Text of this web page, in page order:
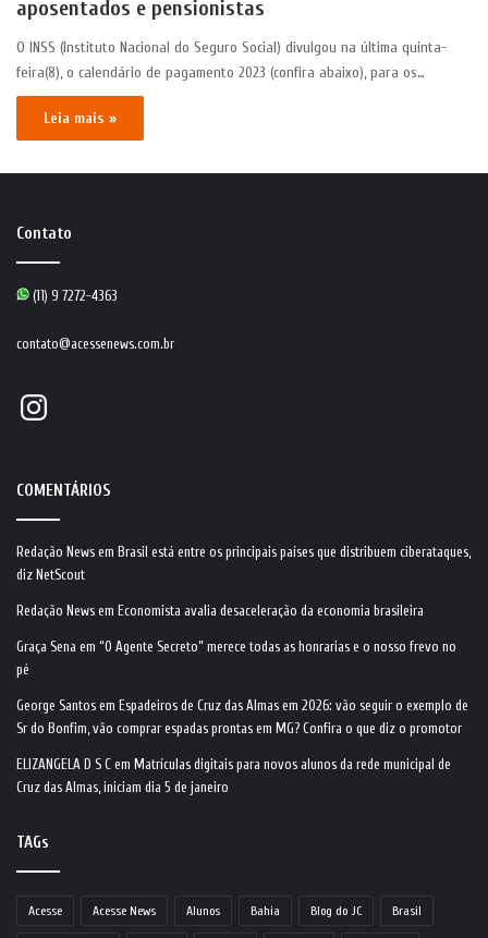
aposentados e pensionistas
O INSS (Instituto Nacional do Seguro Social) divulgou na última quinta-
feira(8), o calendário de pagamento 2023 (confira abaixo), para os…
Leia mais »
Contato
(11) 9 7272-4363
contato@acessenews.com.br
Instagram
COMENTÁRIOS
Redação News em Brasil está entre os principais países que distribuem ciberataques,
diz NetScout
Redação News em Economista avalia desaceleração da economia brasileira
Graça Sena em “O Agente Secreto” merece todas as honrarias e o nosso frevo no
pé
George Santos em Espadeiros de Cruz das Almas em 2026: vão seguir o exemplo de
Sr do Bonfim, vão comprar espadas prontas em MG? Confira o que diz o promotor
ELIZANGELA D S C em Matrículas digitais para novos alunos da rede municipal de
Cruz das Almas, iniciam dia 5 de janeiro
TAGs
Acesse Acesse News Alunos Bahia Blog do JC Brasil